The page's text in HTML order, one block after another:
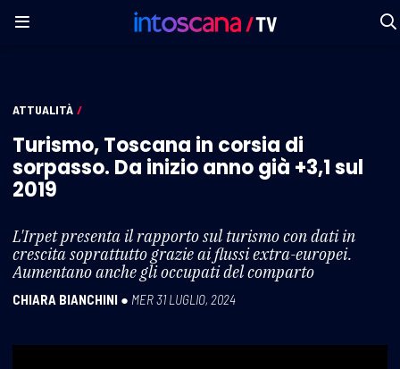
ATTUALITÀ /
Turismo, Toscana in corsia di
sorpasso. Da inizio anno già +3,1 sul
2019
L'Irpet presenta il rapporto sul turismo con dati in
crescita soprattutto grazie ai flussi extra-europei.
Aumentano anche gli occupati del comparto
CHIARA BIANCHINI ● MER 31 LUGLIO, 2024